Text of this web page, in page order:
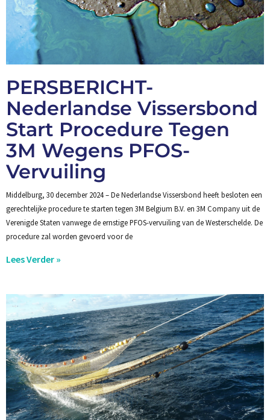
PERSBERICHT-
Nederlandse Vissersbond
Start Procedure Tegen
3M Wegens PFOS-
Vervuiling
Middelburg, 30 december 2024 – De Nederlandse Vissersbond heeft besloten een
gerechtelijke procedure te starten tegen 3M Belgium B.V. en 3M Company uit de
Verenigde Staten vanwege de ernstige PFOS-vervuiling van de Westerschelde. De
procedure zal worden gevoerd voor de
Lees Verder »